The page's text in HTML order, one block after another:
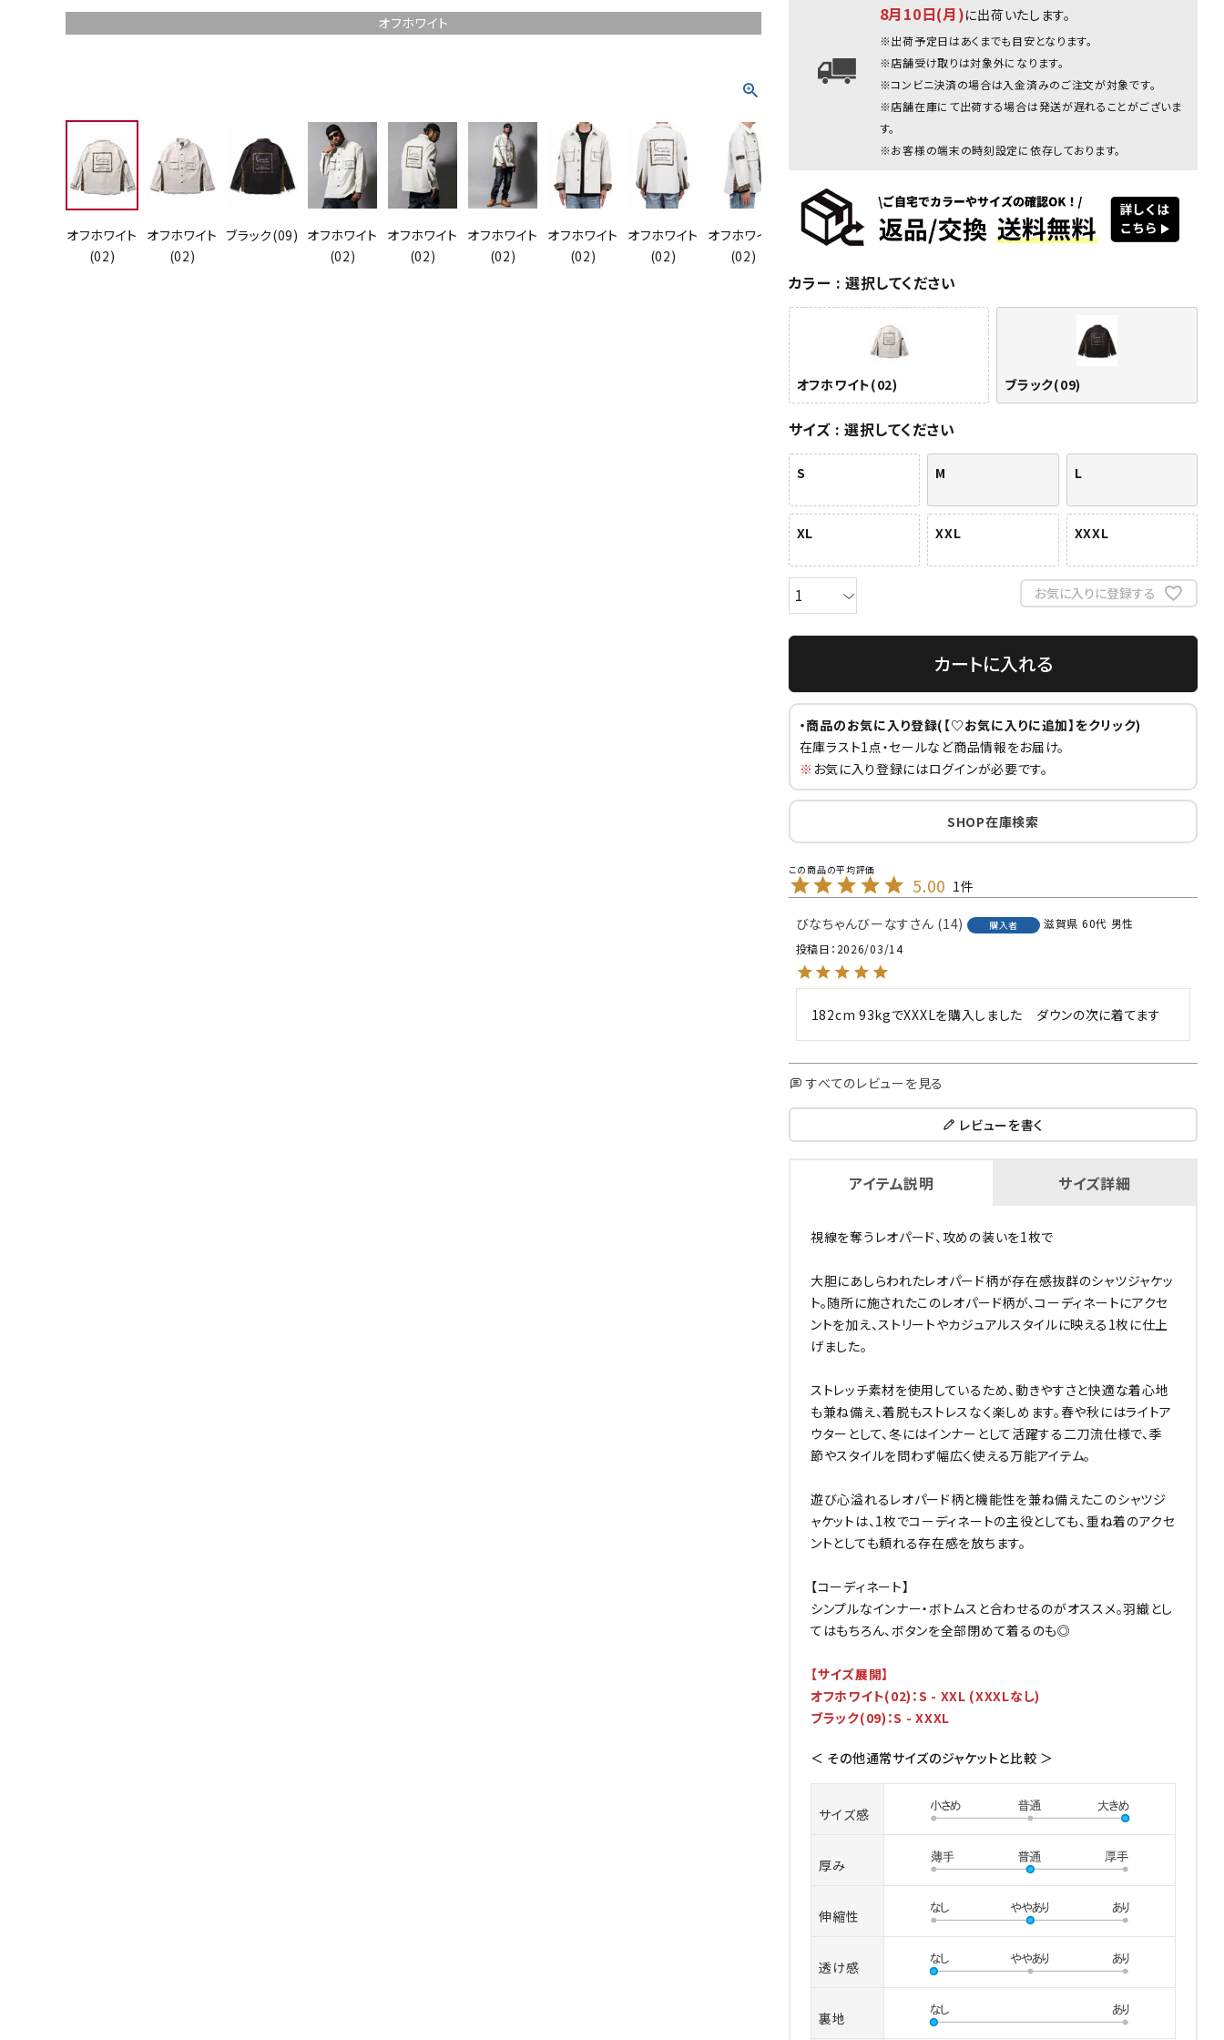
オフホワイト
オフホワイト
(02)
オフホワイト
(02)
ブラック(09) オフホワイト
(02)
オフホワイト
(02)
オフホワイト
(02)
オフホワイト
(02)
オフホワイト
(02)
オフホワイト
(02)
オフホワイト
ブラック(09) ブラック(09) ブラック(09) ブラック(09)
8月10日(月)に出荷いたします。
※出荷予定日はあくまでも目安となります。
※店舗受け取りは対象外になります。
※コンビニ決済の場合は入金済みのご注文が対象です。
※店舗在庫にて出荷する場合は発送が遅れることがございま
す。
※お客様の端末の時刻設定に依存しております。
カラー 選択してください
オフホワイト(02) ブラック(09)
サイズ 選択してください
S M L
XL XXL XXXL
お気に入りに登録する
カートに入れる
・商品のお気に入り登録(【♡お気に入りに追加】をクリック)
在庫ラスト1点・セールなど商品情報をお届け。
※ お気に入り登録にはログインが必要です。
SHOP在庫検索
5.00 1
びなちゃんびーなす 14 購入者 滋賀県 60代 男性
投稿日 2026/03/14
182cm 93kgでXXXLを購入しました　ダウンの次に着てます
すべてのレビューを見る
レビューを書く
アイテム説明 サイズ詳細
視線を奪うレオパード、攻めの装いを1枚で
大胆にあしらわれたレオパード柄が存在感抜群のシャツジャケッ
ト。随所に施されたこのレオパード柄が、コーディネートにアクセ
ントを加え、ストリートやカジュアルスタイルに映える1枚に仕上
げました。
ストレッチ素材を使用しているため、動きやすさと快適な着心地
も兼ね備え、着脱もストレスなく楽しめます。春や秋にはライトア
ウターとして、冬にはインナーとして活躍する二刀流仕様で、季
節やスタイルを問わず幅広く使える万能アイテム。
遊び心溢れるレオパード柄と機能性を兼ね備えたこのシャツジ
ャケットは、1枚でコーディネートの主役としても、重ね着のアクセ
ントとしても頼れる存在感を放ちます。
【コーディネート】
シンプルなインナー・ボトムスと合わせるのがオススメ。羽織とし
てはもちろん、ボタンを全部閉めて着るのも◎
【サイズ展開】
オフホワイト(02)：S - XXL (XXXLなし)
ブラック(09)：S - XXXL
＜ その他通常サイズのジャケットと比較 ＞
サイズ感
厚み
伸縮性
透け感
裏地